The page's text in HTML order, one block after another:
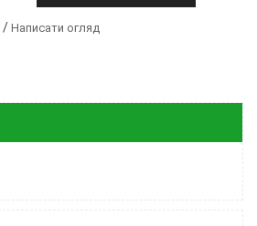
/ Написати огляд